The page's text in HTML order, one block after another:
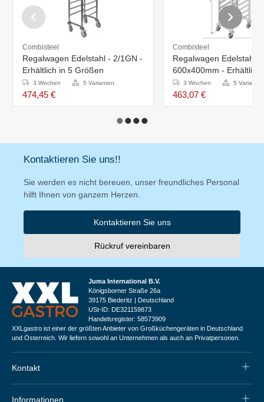
Combisteel
Regalwagen Edelstahl - 2/1GN -
Erhältlich in 5 Größen
3 Wochen 5 Varianten
474,45 €
Combisteel
Regalwagen Edelstahl -
600x400mm - Erhältlich
Größen
3 Wochen 5 Varianten
463,07 €
Kontaktieren Sie uns!!
Sie werden es nicht bereuen, unser freundliches Personal
hilft Ihnen von ganzem Herzen.
Kontaktieren Sie uns
Rückruf vereinbaren
Juma International B.V.
Königsborner Straße 26a
39175 Biederitz | Deutschland
USt-ID: DE321159873
Handelsregister: 58573909
XXLgastro ist einer der größten Anbieter von Großküchengeräten in Deutschland
und Österreich. Wir liefern sowohl an Unternehmen als auch an Privatpersonen.
Kontakt
Informationen